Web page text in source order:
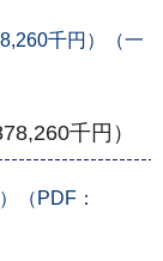
千円）（一
千円）
（PDF：